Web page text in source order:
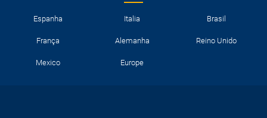
Espanha Italia Brasil
França Alemanha Reino Unido
Mexico Europe